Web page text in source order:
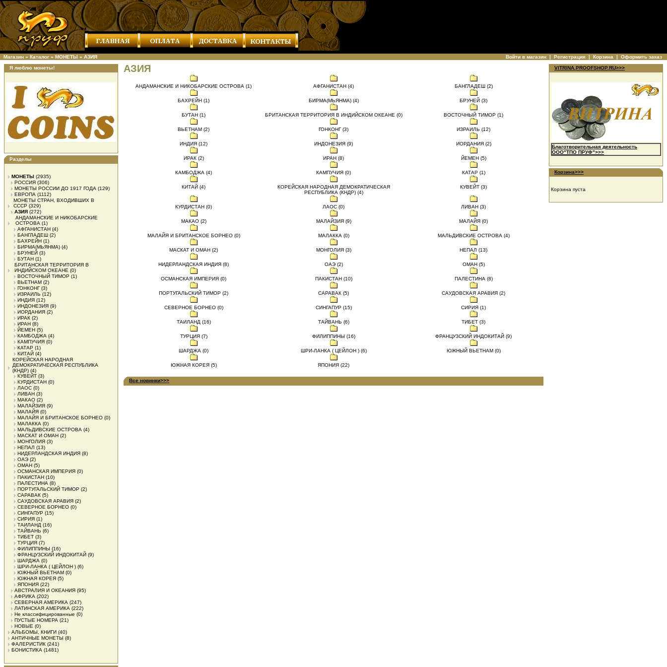
Магазин » Каталог » МОНЕТЫ » АЗИЯ Войти в магазин | Регистрация | Корзина | Оформить заказ
Я люблю монеты!
Разделы
МОНЕТЫ (2935)
РОССИЯ (306)
МОНЕТЫ РОССИИ ДО 1917 ГОДА (129)
ЕВРОПА (1112)
МОНЕТЫ СТРАН, ВХОДИВШИХ В
СССР (329)
АЗИЯ (272)
АНДАМАНСКИЕ И НИКОБАРСКИЕ
ОСТРОВА (1)
АФГАНИСТАН (4)
БАНГЛАДЕШ (2)
БАХРЕЙН (1)
БИРМА(МЬЯНМА) (4)
БРУНЕЙ (3)
БУТАН (1)
БРИТАНСКАЯ ТЕРРИТОРИЯ В
ИНДИЙСКОМ ОКЕАНЕ (0)
ВОСТОЧНЫЙ ТИМОР (1)
ВЬЕТНАМ (2)
ГОНКОНГ(3)
ИЗРАИЛЬ (12)
ИНДИЯ (12)
ИНДОНЕЗИЯ (9)
ИОРДАНИЯ (2)
ИРАК (2)
ИРАН (8)
ЙЕМЕН (5)
КАМБОДЖА (4)
КАМПУЧИЯ (0)
КАТАР (1)
КИТАЙ (4)
КОРЕЙСКАЯ НАРОДНАЯ
ДЕМОКРАТИЧЕСКАЯ РЕСПУБЛИКА
(КНДР) (4)
КУВЕЙТ (3)
КУРДИСТАН (0)
ЛАОС (0)
ЛИВАН (3)
МАКАО (2)
МАЛАЙЗИЯ (9)
МАЛАЙЯ (0)
МАЛАЙЯ И БРИТАНСКОЕ БОРНЕО (0)
МАЛАККА (0)
МАЛЬДИВСКИЕ ОСТРОВА (4)
МАСКАТ И ОМАН (2)
МОНГОЛИЯ (3)
НЕПАЛ (13)
НИДЕРЛАНДСКАЯ ИНДИЯ (8)
ОАЭ (2)
ОМАН (5)
ОСМАНСКАЯ ИМПЕРИЯ (0)
ПАКИСТАН (10)
ПАЛЕСТИНА (8)
ПОРТУГАЛЬСКИЙ ТИМОР (2)
САРАВАК (5)
САУДОВСКАЯ АРАВИЯ (2)
СЕВЕРНОЕ БОРНЕО (0)
СИНГАПУР (15)
СИРИЯ (1)
ТАИЛАНД (16)
ТАЙВАНЬ (6)
ТИБЕТ (3)
ТУРЦИЯ (7)
ФИЛИППИНЫ (16)
ФРАНЦУЗСКИЙ ИНДОКИТАЙ (9)
ШАРДЖА (0)
ШРИ-ЛАНКА ( ЦЕЙЛОН ) (6)
ЮЖНЫЙ ВЬЕТНАМ (0)
ЮЖНАЯ КОРЕЯ (5)
ЯПОНИЯ (22)
АВСТРАЛИЯ И ОКЕАНИЯ (95)
АФРИКА (202)
СЕВЕРНАЯ АМЕРИКА (247)
ЛАТИНСКАЯ АМЕРИКА (222)
Не классифицированные (0)
ПУСТЫЕ НОМЕРА (21)
НОВЫЕ (0)
АЛЬБОМЫ, КНИГИ (40)
АНТИЧНЫЕ МОНЕТЫ (8)
ФАЛЕРИСТИК (241)
БОНИСТИКА (1481)
АЗИЯ
АНДАМАНСКИЕ И НИКОБАРСКИЕ ОСТРОВА (1) АФГАНИСТАН (4) БАНГЛАДЕШ (2)
БАХРЕЙН (1) БИРМА(МЬЯНМА) (4) БРУНЕЙ (3)
БУТАН (1) БРИТАНСКАЯ ТЕРРИТОРИЯ В ИНДИЙСКОМ ОКЕАНЕ (0) ВОСТОЧНЫЙ ТИМОР (1)
ВЬЕТНАМ (2) ГОНКОНГ (3) ИЗРАИЛЬ (12)
ИНДИЯ (12) ИНДОНЕЗИЯ (9) ИОРДАНИЯ (2)
ИРАК (2) ИРАН (8) ЙЕМЕН (5)
КАМБОДЖА (4) КАМПУЧИЯ (0) КАТАР (1)
КИТАЙ (4)
КОРЕЙСКАЯ НАРОДНАЯ ДЕМОКРАТИЧЕСКАЯ
РЕСПУБЛИКА (КНДР) (4)
КУВЕЙТ (3)
КУРДИСТАН (0) ЛАОС (0) ЛИВАН (3)
МАКАО (2) МАЛАЙЗИЯ (9) МАЛАЙЯ (0)
МАЛАЙЯ И БРИТАНСКОЕ БОРНЕО (0) МАЛАККА (0) МАЛЬДИВСКИЕ ОСТРОВА (4)
МАСКАТ И ОМАН (2) МОНГОЛИЯ (3) НЕПАЛ (13)
НИДЕРЛАНДСКАЯ ИНДИЯ (8) ОАЭ (2) ОМАН (5)
ОСМАНСКАЯ ИМПЕРИЯ (0) ПАКИСТАН (10) ПАЛЕСТИНА (8)
ПОРТУГАЛЬСКИЙ ТИМОР (2) САРАВАК (5) САУДОВСКАЯ АРАВИЯ (2)
СЕВЕРНОЕ БОРНЕО (0) СИНГАПУР (15) СИРИЯ (1)
ТАИЛАНД (16) ТАЙВАНЬ (6) ТИБЕТ (3)
ТУРЦИЯ (7) ФИЛИППИНЫ (16) ФРАНЦУЗСКИЙ ИНДОКИТАЙ (9)
ШАРДЖА (0) ШРИ-ЛАНКА ( ЦЕЙЛОН ) (6) ЮЖНЫЙ ВЬЕТНАМ (0)
ЮЖНАЯ КОРЕЯ (5) ЯПОНИЯ (22)
Все новинки>>>
VITRINA.PROOFSHOP.RU>>>
Благотворительная деятельность
ООО"ТПО ПРУФ">>>
Корзина>>>
Корзина пуста